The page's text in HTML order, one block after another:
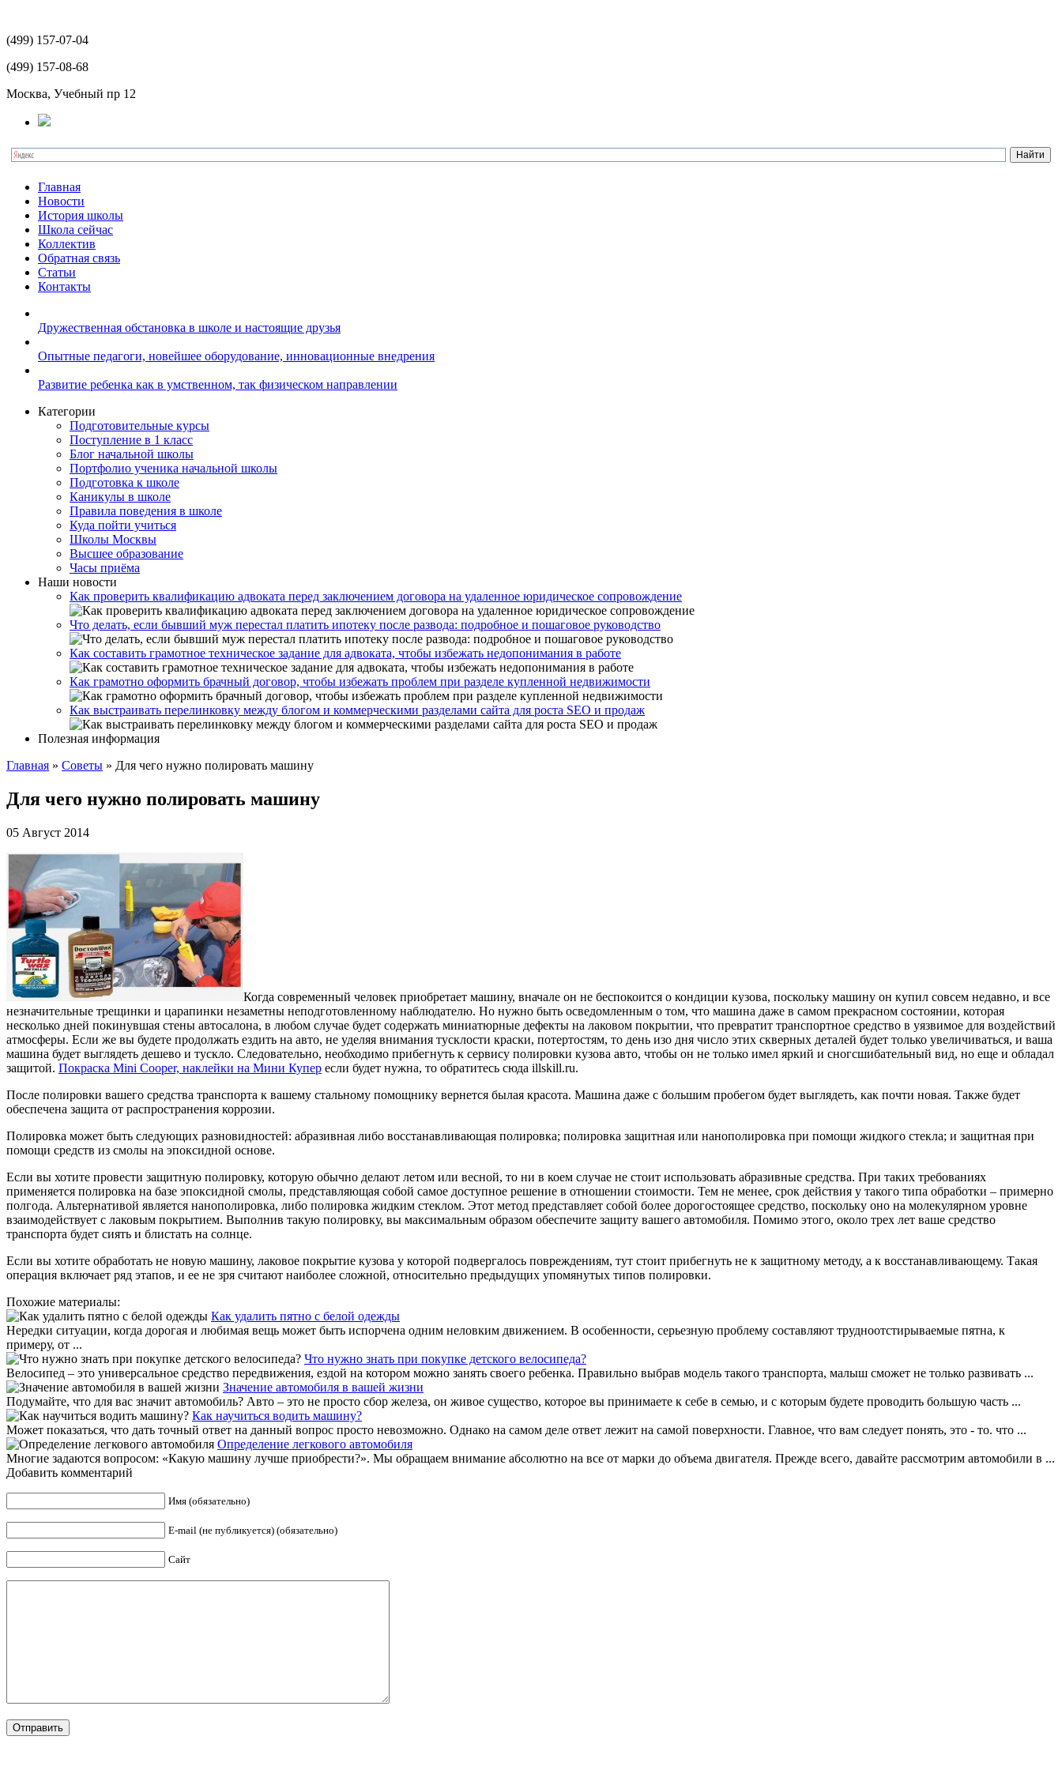
(499) 157-07-04
(499) 157-08-68
Москва, Учебный пр 12
Главная
Новости
История школы
Школа сейчас
Коллектив
Обратная связь
Статьи
Контакты
Дружественная обстановка в школе и настоящие друзья
Опытные педагоги, новейшее оборудование, инновационные внедрения
Развитие ребенка как в умственном, так физическом направлении
Категории
Подготовительные курсы
Поступление в 1 класс
Блог начальной школы
Портфолио ученика начальной школы
Подготовка к школе
Каникулы в школе
Правила поведения в школе
Куда пойти учиться
Школы Москвы
Высшее образование
Часы приёма
Наши новости
Как проверить квалификацию адвоката перед заключением договора на удаленное юридическое сопровождение
Что делать, если бывший муж перестал платить ипотеку после развода: подробное и пошаговое руководство
Как составить грамотное техническое задание для адвоката, чтобы избежать недопонимания в работе
Как грамотно оформить брачный договор, чтобы избежать проблем при разделе купленной недвижимости
Как выстраивать перелинковку между блогом и коммерческими разделами сайта для роста SEO и продаж
Полезная информация
Главная » Советы » Для чего нужно полировать машину
Для чего нужно полировать машину
05 Август 2014
Когда современный человек приобретает машину, вначале он не беспокоится о кондиции кузова, поскольку машину он купил совсем недавно, и все
незначительные трещинки и царапинки незаметны неподготовленному наблюдателю. Но нужно быть осведомленным о том, что машина даже в самом прекрасном состоянии, которая
несколько дней покинувшая стены автосалона, в любом случае будет содержать миниатюрные дефекты на лаковом покрытии, что превратит транспортное средство в уязвимое для воздействий
атмосферы. Если же вы будете продолжать ездить на авто, не уделяя внимания тусклости краски, потертостям, то день изо дня число этих скверных деталей будет только увеличиваться, и ваша
машина будет выглядеть дешево и тускло. Следовательно, необходимо прибегнуть к сервису полировки кузова авто, чтобы он не только имел яркий и сногсшибательный вид, но еще и обладал
защитой. Покраска Mini Cooper, наклейки на Мини Купер если будет нужна, то обратитесь сюда illskill.ru.
После полировки вашего средства транспорта к вашему стальному помощнику вернется былая красота. Машина даже с большим пробегом будет выглядеть, как почти новая. Также будет
обеспечена защита от распространения коррозии.
Полировка может быть следующих разновидностей: абразивная либо восстанавливающая полировка; полировка защитная или нанополировка при помощи жидкого стекла; и защитная при
помощи средств из смолы на эпоксидной основе.
Если вы хотите провести защитную полировку, которую обычно делают летом или весной, то ни в коем случае не стоит использовать абразивные средства. При таких требованиях
применяется полировка на базе эпоксидной смолы, представляющая собой самое доступное решение в отношении стоимости. Тем не менее, срок действия у такого типа обработки – примерно
полгода. Альтернативой является нанополировка, либо полировка жидким стеклом. Этот метод представляет собой более дорогостоящее средство, поскольку оно на молекулярном уровне
взаимодействует с лаковым покрытием. Выполнив такую полировку, вы максимальным образом обеспечите защиту вашего автомобиля. Помимо этого, около трех лет ваше средство
транспорта будет сиять и блистать на солнце.
Если вы хотите обработать не новую машину, лаковое покрытие кузова у которой подвергалось повреждениям, тут стоит прибегнуть не к защитному методу, а к восстанавливающему. Такая
операция включает ряд этапов, и ее не зря считают наиболее сложной, относительно предыдущих упомянутых типов полировки.
Похожие материалы:
Как удалить пятно с белой одежды
Нередки ситуации, когда дорогая и любимая вещь может быть испорчена одним неловким движением. В особенности, серьезную проблему составляют трудноотстирываемые пятна, к
примеру, от ...
Что нужно знать при покупке детского велосипеда?
Велосипед – это универсальное средство передвижения, ездой на котором можно занять своего ребенка. Правильно выбрав модель такого транспорта, малыш сможет не только развивать ...
Значение автомобиля в вашей жизни
Подумайте, что для вас значит автомобиль? Авто – это не просто сбор железа, он живое существо, которое вы принимаете к себе в семью, и с которым будете проводить большую часть ...
Как научиться водить машину?
Может показаться, что дать точный ответ на данный вопрос просто невозможно. Однако на самом деле ответ лежит на самой поверхности. Главное, что вам следует понять, это - то. что ...
Определение легкового автомобиля
Многие задаются вопросом: «Какую машину лучше приобрести?». Мы обращаем внимание абсолютно на все от марки до объема двигателя. Прежде всего, давайте рассмотрим автомобили в ...
Добавить комментарий
Имя (обязательно)
E-mail (не публикуется) (обязательно)
Сайт